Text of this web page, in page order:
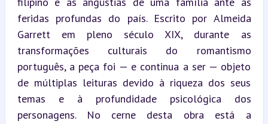
feridas profundas do país. Escrito por Almeida
Garrett em pleno século XIX, durante as
transformações culturais do romantismo
português, a peça foi — e continua a ser — objeto
de múltiplas leituras devido à riqueza dos seus
temas e à profundidade psicológica dos
personagens. No cerne desta obra está a